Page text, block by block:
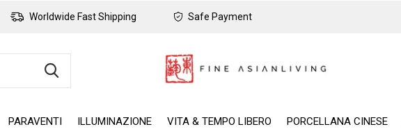
PARAVENTI ILLUMINAZIONE VITA & TEMPO LIBERO PORCELLANA CINESE
Worldwide Fast Shipping Safe Payment